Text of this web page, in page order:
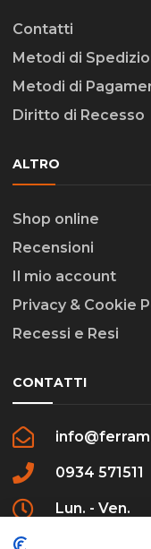
Contatti
Metodi di
Metodi di
Diritto di Recesso
ALTRO
Shop online
Recensioni
Il mio account
Privacy & Cookie
Recessi e Resi
CONTATTI
0934 571511
Lun. - Ven.